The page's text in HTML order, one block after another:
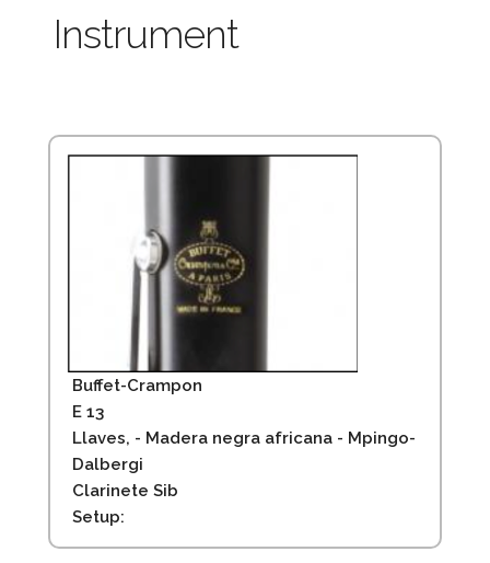
Instrument
Buffet-Crampon
E 13
Llaves, - Madera negra africana - Mpingo-
Dalbergi
Clarinete Sib
Setup: